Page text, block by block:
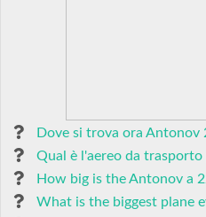
Dove si trova ora Antonov
Qual è l'aereo da
How big is the Antonov a
What is the biggest plane